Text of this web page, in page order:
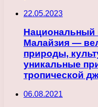
22.05.2023
Национальный
Малайзия —
природы,
уникальные
тропической
06.08.2021